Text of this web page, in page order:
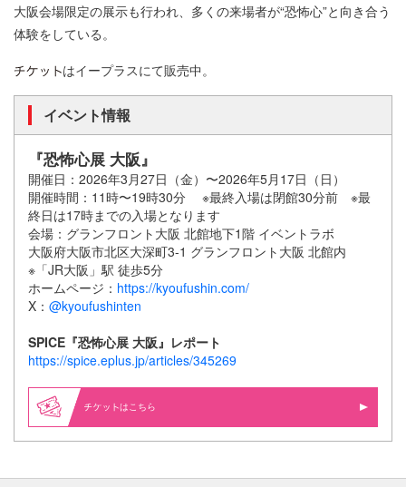
大阪会場限定の展示も行われ、多くの来場者が“恐怖心”と向き合う
体験をしている。
はイープラスにて販売中。
イベント情報
『恐怖心展 大阪』
開催日：2026年3月27日（金）〜2026年5月17日（日）
開催時間：11時〜19時30分 ※最終入場は閉館30分前 ※最
終日は17時までの入場となります
会場：グランフロント大阪 北館地下1階 イベントラボ
大阪府大阪市北区大深町3-1 グランフロント大阪 北館内
※「JR大阪」駅 徒歩5分
ホームページ： https://kyoufushin.com/
X： @kyoufushinten
SPICE 『恐怖心展 大阪』レポート
https://spice.eplus.jp/articles/345269
はこちら